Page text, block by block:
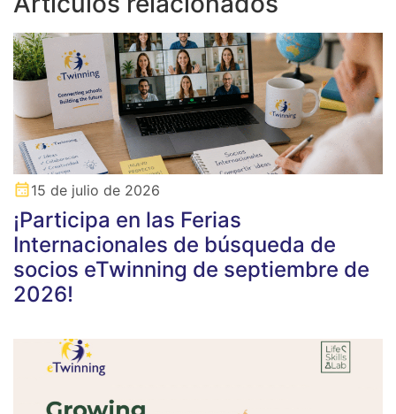
15 de julio de 2026
¡Participa en las Ferias
Internacionales de búsqueda de
socios eTwinning de septiembre de
2026!